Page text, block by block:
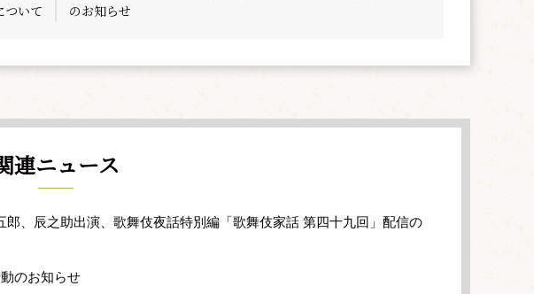
ついて
のお知らせ
連ニュース
、辰之助出演、歌舞伎夜話特別編「歌舞伎家話 第四十九回」配信の
のお知らせ